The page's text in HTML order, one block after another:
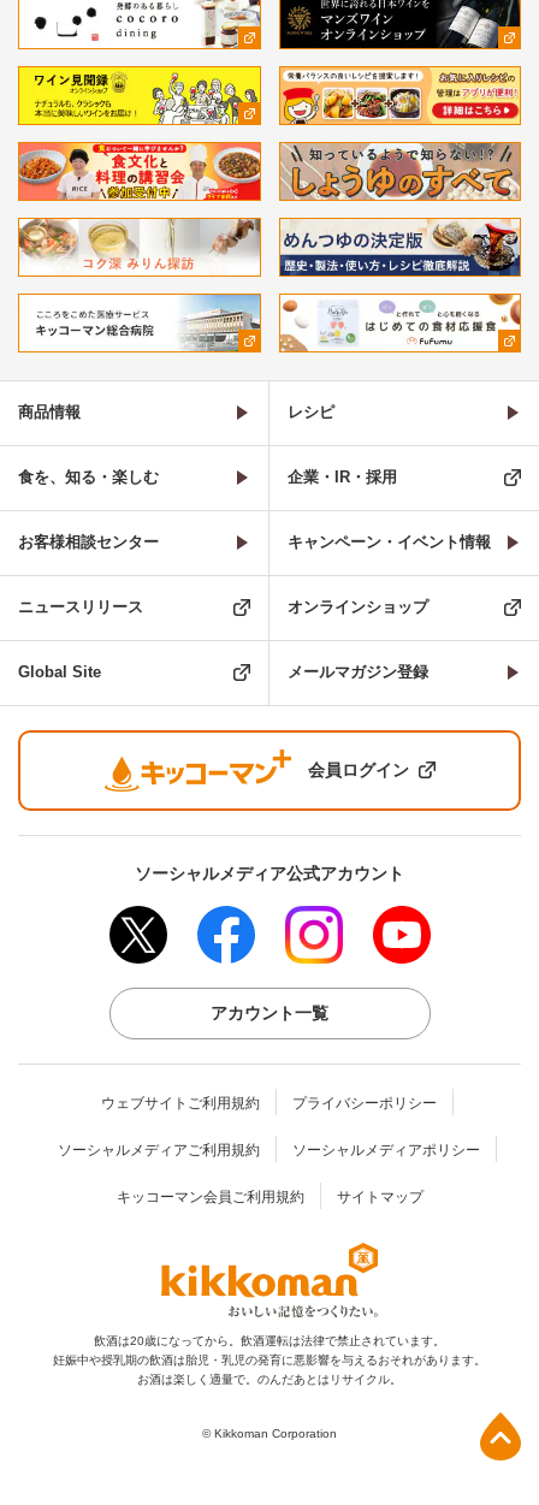
商品情報 レシピ
食を、知る・楽しむ 企業・IR・採用
お客様相談センター キャンペーン・イベント情報
ニュースリリース オンラインショップ
Global Site メールマガジン登録
会員ログイン
ソーシャルメディア公式アカウント
アカウント一覧
ウェブサイトご利用規約 プライバシーポリシー
ソーシャルメディアご利用規約 ソーシャルメディアポリシー
キッコーマン会員ご利用規約 サイトマップ
飲酒は20歳になってから。飲酒運転は法律で禁止されています。
妊娠中や授乳期の飲酒は胎児・乳児の発育に悪影響を与えるおそれがあります。
お酒は楽しく適量で。のんだあとはリサイクル。
© Kikkoman Corporation